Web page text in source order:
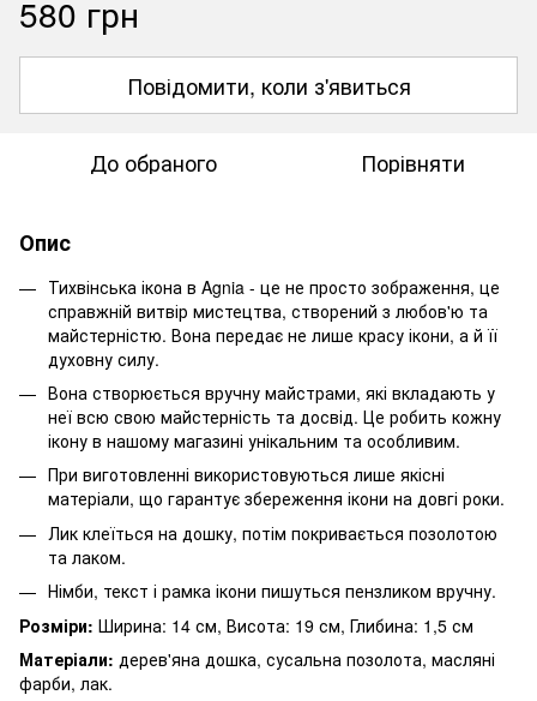
580 грн
Повідомити, коли з'явиться
До обраного Порівняти
Опис
Тихвінська ікона в Agnia - це не просто зображення, це
справжній витвір мистецтва, створений з любов'ю та
майстерністю. Вона передає не лише красу ікони, а й її
духовну силу.
Вона створюється вручну майстрами, які вкладають у
неї всю свою майстерність та досвід. Це робить кожну
ікону в нашому магазині унікальним та особливим.
При виготовленні використовуються лише якісні
матеріали, що гарантує збереження ікони на довгі роки.
Лик клеїться на дошку, потім покривається позолотою
та лаком.
Німби, текст і рамка ікони пишуться пензликом вручну.
Розміри: Ширина: 14 см, Висота: 19 см, Глибина: 1,5 см
Матеріали: дерев'яна дошка, сусальна позолота, масляні
фарби, лак.